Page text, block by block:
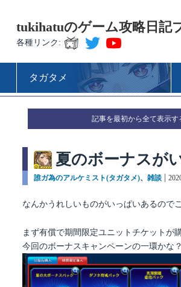
tukihatuのゲーム攻略日記
各種リンク:
タガタメ
記事を最初から全て表示す
夏のボーナスが
カ
ゴ
ー
誰ガ為のアルケミスト(タガタメ)、 雑談
投
日:
なんかうれしいものがいっぱいあるので
まず有償で期間限定ユニットチケットが
今回のボーナスキャンペーンの一環かな？